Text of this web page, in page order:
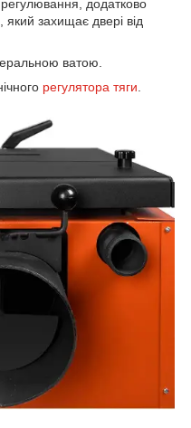
регулювання, додатково
який захищає двері від
ватою.
регулятора тяги